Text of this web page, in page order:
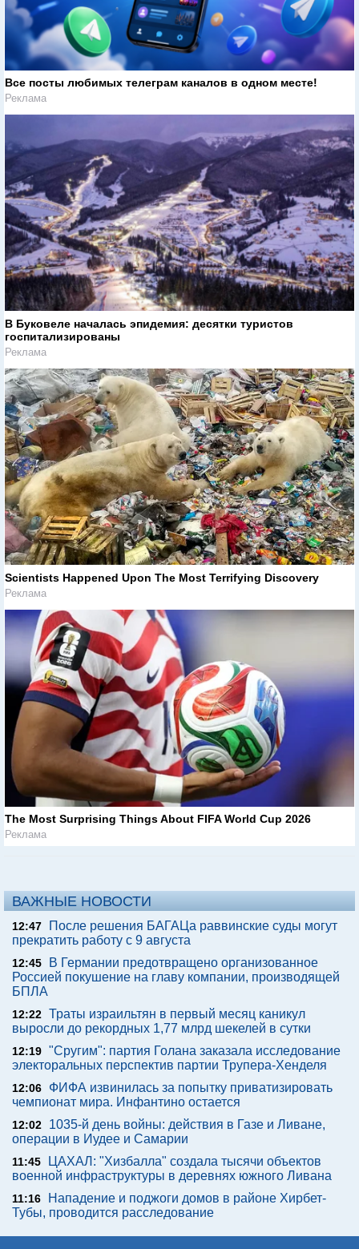
Все посты любимых телеграм каналов в одном месте!
Реклама
В Буковеле началась эпидемия: десятки туристов
госпитализированы
Реклама
Scientists Happened Upon The Most Terrifying Discovery
Реклама
The Most Surprising Things About FIFA World Cup 2026
Реклама
ВАЖНЫЕ НОВОСТИ
12:47
После решения БАГАЦа раввинские суды могут
прекратить работу с 9 августа
12:45
В Германии предотвращено организованное
Россией покушение на главу компании, производящей
БПЛА
12:22 Траты израильтян в первый месяц каникул
выросли до рекордных 1,77 млрд шекелей в сутки
12:19 "Сругим": партия Голана заказала исследование
электоральных перспектив партии Трупера-Хенделя
12:06
ФИФА извинилась за попытку приватизировать
чемпионат мира. Инфантино остается
12:02
1035-й день войны: действия в Газе и Ливане,
операции в Иудее и Самарии
11:45
ЦАХАЛ: "Хизбалла" создала тысячи объектов
военной инфраструктуры в деревнях южного Ливана
11:16
Нападение и поджоги домов в районе Хирбет-
Тубы, проводится расследование